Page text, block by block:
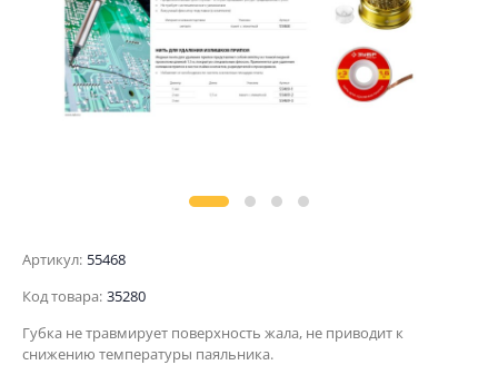
Артикул: 55468
Код товара: 35280
Губка не травмирует поверхность жала, не приводит к
снижению температуры паяльника.